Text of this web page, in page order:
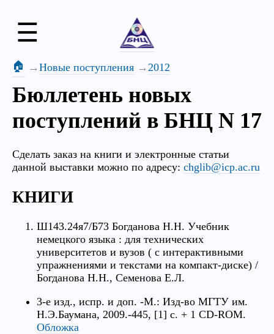
☰
🏠 Новые поступления 2012
Бюллетень новых
поступлений в БНЦ N 17
Сделать заказ на книги и электронные статьи
данной выставки можно по адресу: chglib@icp.ac.ru
КНИГИ
Ш143.24я7/Б73 Богданова Н.Н. Учебник
немецкого языка : для технических
университетов и вузов ( с интерактивными
упражнениями и текстами на компакт-диске) /
Богданова Н.Н., Семенова Е.Л.
3-е изд., испр. и доп. -М.: Изд-во МГТУ им.
Н.Э.Баумана, 2009.-445, [1] с. + 1 CD-ROM.
Обложка